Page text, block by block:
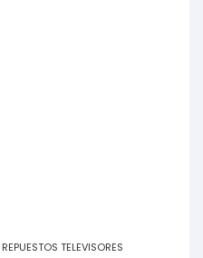
REPUESTOS TELEVISORES